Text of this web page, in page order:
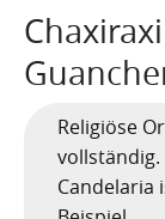
Religiöse
Candelaria